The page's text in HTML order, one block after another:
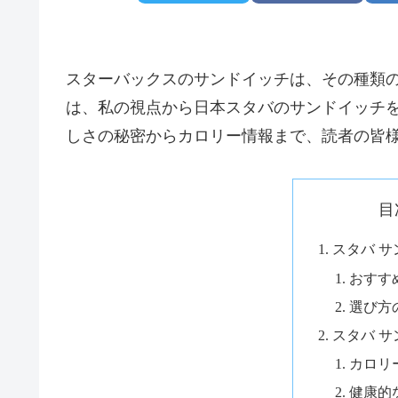
スターバックスのサンドイッチは、その種類
は、私の視点から日本スタバのサンドイッチ
しさの秘密からカロリー情報まで、読者の皆
スタバ サ
おすす
選び方
スタバ サ
カロリ
健康的